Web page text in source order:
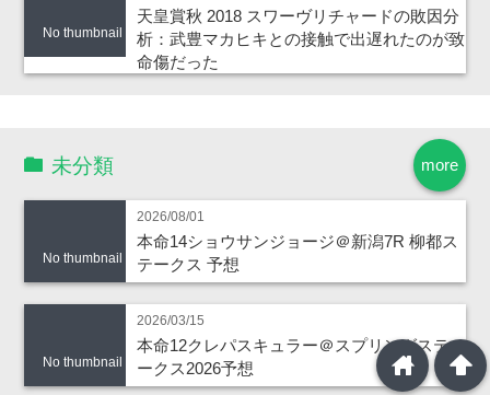
No thumbnail
天皇賞秋 2018 スワーヴリチャードの敗因分
析：武豊マカヒキとの接触で出遅れたのが致
命傷だった
more
未分類
No thumbnail
2026/08/01
本命14ショウサンジョージ＠新潟7R 柳都ス
テークス 予想
No thumbnail
2026/03/15
本命12クレパスキュラー＠スプリングステ
ークス2026予想
arrowup
home